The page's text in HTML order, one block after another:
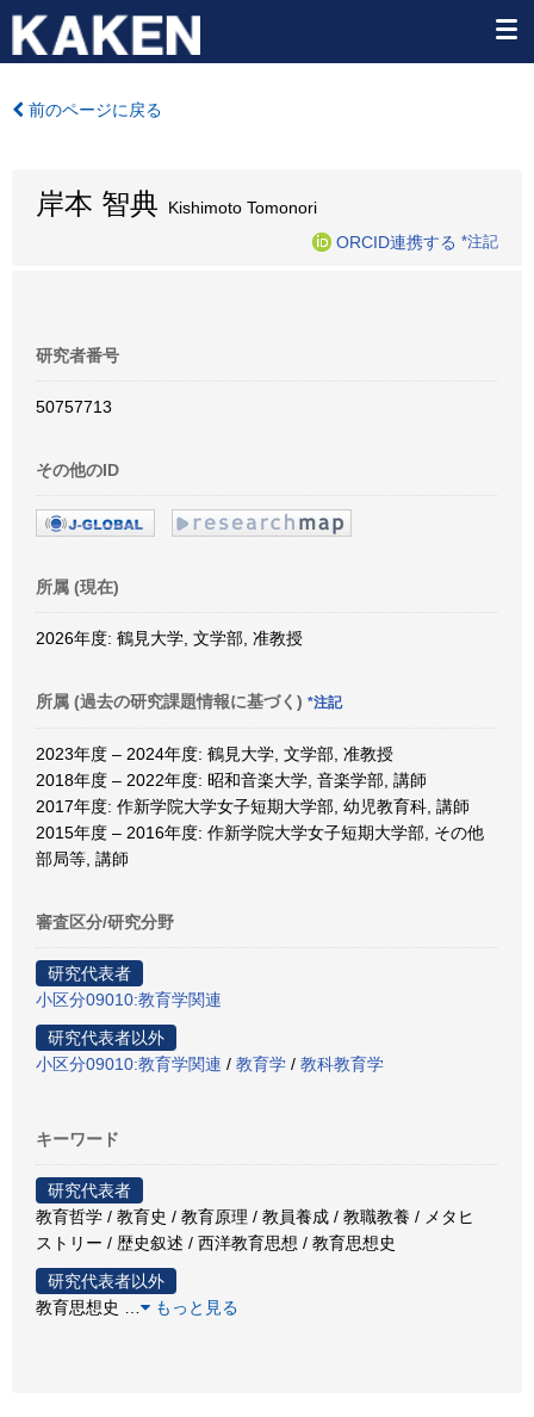
前のページに戻る
岸本 智典 Kishimoto Tomonori
ORCID連携する *注記
研究者番号
50757713
その他のID
所属 (現在)
2026年度: 鶴見大学, 文学部, 准教授
所属 (過去の研究課題情報に基づく) *注記
2023年度 – 2024年度: 鶴見大学, 文学部, 准教授
2018年度 – 2022年度: 昭和音楽大学, 音楽学部, 講師
2017年度: 作新学院大学女子短期大学部, 幼児教育科, 講師
2015年度 – 2016年度: 作新学院大学女子短期大学部, その他
部局等, 講師
審査区分/研究分野
研究代表者
小区分09010:教育学関連
研究代表者以外
小区分09010:教育学関連 / 教育学 / 教科教育学
キーワード
研究代表者
教育哲学 / 教育史 / 教育原理 / 教員養成 / 教職教養 / メタヒ
ストリー / 歴史叙述 / 西洋教育思想 / 教育思想史
研究代表者以外
教育思想史
もっと見る